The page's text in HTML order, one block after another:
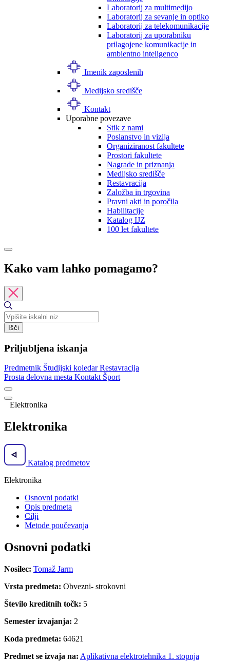
Laboratorij za multimedijo
Laboratorij za sevanje in optiko
Laboratorij za telekomunikacije
Laboratorij za uporabniku
prilagojene komunikacije in
ambientno inteligenco
Imenik zaposlenih
Medijsko središče
Kontakt
Uporabne povezave
Stik z nami
Poslanstvo in vizija
Organiziranost fakultete
Prostori fakultete
Nagrade in priznanja
Medijsko središče
Restavracija
Založba in trgovina
Pravni akti in poročila
Habilitacije
Katalog IJZ
100 let fakultete
Kako vam lahko pomagamo?
Išči
Priljubljena iskanja
Predmetnik Študijski koledarRestavracija
Prosta delovna mesta Kontakt Šport
Elektronika
Elektronika
Katalog predmetov
Elektronika
Osnovni podatki
Opis predmeta
Cilji
Metode poučevanja
Osnovni podatki
Nosilec: Tomaž Jarm
Vrsta predmeta: Obvezni- strokovni
Število kreditnih točk: 5
Semester izvajanja: 2
Koda predmeta: 64621
Predmet se izvaja na: Aplikativna elektrotehnika 1. stopnja